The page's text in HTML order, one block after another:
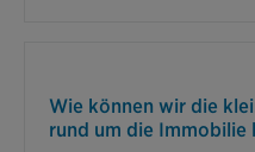
Wie können wir die
rund um die Immobilie
Für kleine
eines Wespennests